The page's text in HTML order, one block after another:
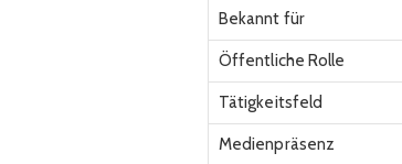
Bekannt für
Öffentliche Rolle
Tätigkeitsfeld
Medienpräsenz